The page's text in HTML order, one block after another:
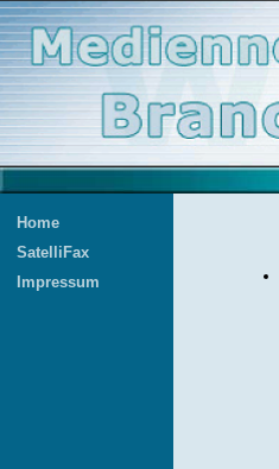
Home
SatelliFax
Impressum